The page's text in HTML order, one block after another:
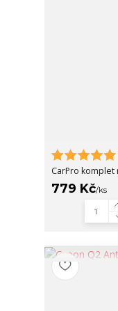
CarPro komplet
779 Kč/ks